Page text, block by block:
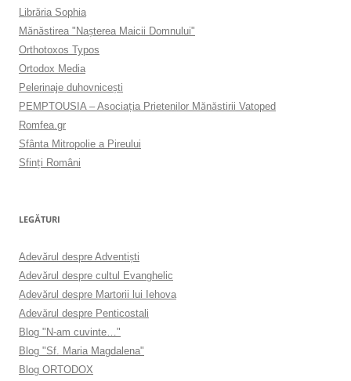
Librăria Sophia
Mănăstirea "Naşterea Maicii Domnului"
Orthotoxos Typos
Ortodox Media
Pelerinaje duhovnicești
PEMPTOUSIA – Asociația Prietenilor Mănăstirii Vatoped
Romfea.gr
Sfânta Mitropolie a Pireului
Sfinţi Români
LEGĂTURI
Adevărul despre Adventişti
Adevărul despre cultul Evanghelic
Adevărul despre Martorii lui Iehova
Adevărul despre Penticostali
Blog "N-am cuvinte…"
Blog "Sf. Maria Magdalena"
Blog ORTODOX